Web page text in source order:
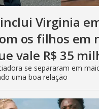
Virginia
os filhos em
vale R$ 35
se separaram em
uma boa relação